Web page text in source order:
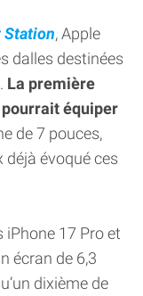
Station, Apple
dalles destinées
La première
équiper
de 7 pouces,
évoqué ces
iPhone 17 Pro et
écran de 6,3
dixième de